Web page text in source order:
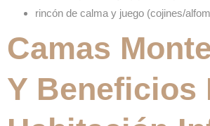
rincón de calma y juego (cojines/
Camas
Y Beneficios